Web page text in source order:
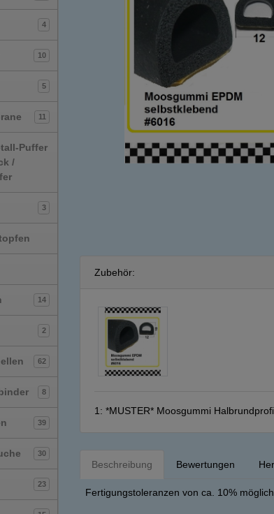
4
10
5
11
Puffer
/
3
14
2
62
8
39
30
23
Zubehör:
1: *MUSTER* Moosgummi
Beschreibung Bewertungen
Fertigungstoleranzen von ca. 10% möglich